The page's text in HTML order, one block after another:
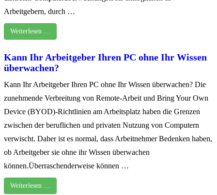
Arbeitgebern, durch …
Weiterlesen …
Kann Ihr Arbeitgeber Ihren PC ohne Ihr Wissen
überwachen?
Kann Ihr Arbeitgeber Ihren PC ohne Ihr Wissen überwachen? Die
zunehmende Verbreitung von Remote-Arbeit und Bring Your Own
Device (BYOD)-Richtlinien am Arbeitsplatz haben die Grenzen
zwischen der beruflichen und privaten Nutzung von Computern
verwischt. Daher ist es normal, dass Arbeitnehmer Bedenken haben,
ob Arbeitgeber sie ohne ihr Wissen überwachen
können.Überraschenderweise können …
Weiterlesen …